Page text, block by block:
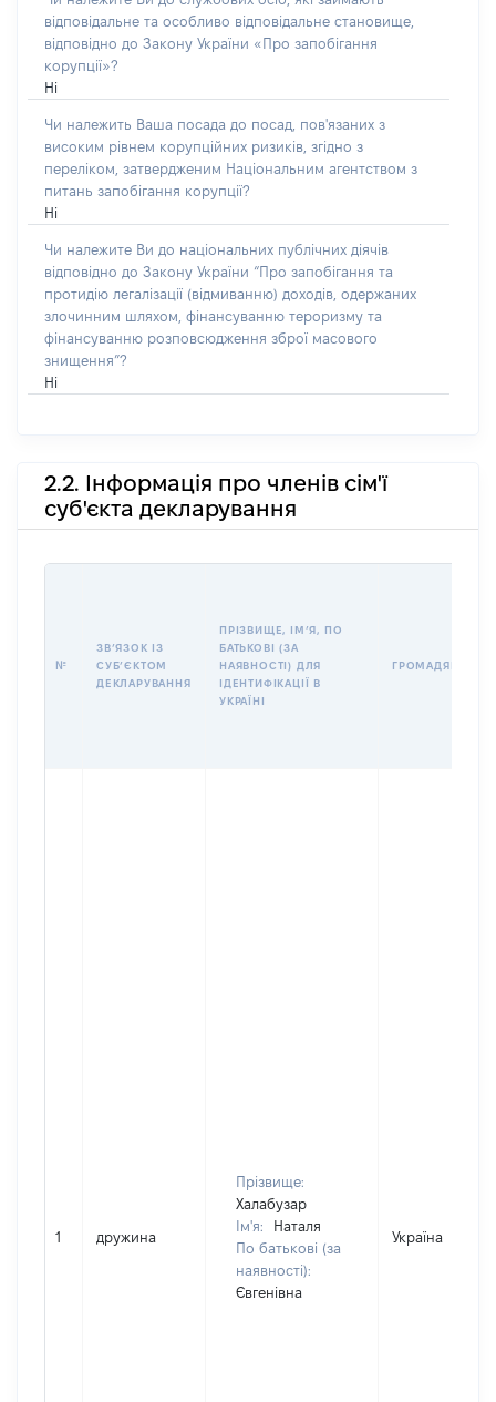
відповідальне та особливо відповідальне становище,
відповідно до Закону України «Про запобігання
корупції»?
Ні
Чи належить Ваша посада до посад, пов'язаних з
високим рівнем корупційних ризиків, згідно з
переліком, затвердженим Національним агентством з
питань запобігання корупції?
Ні
Чи належите Ви до національних публічних діячів
відповідно до Закону України “Про запобігання та
протидію легалізації (відмиванню) доходів, одержаних
злочинним шляхом, фінансуванню тероризму та
фінансуванню розповсюдження зброї масового
знищення”?
Ні
2.2. Інформація про членів сім'ї
суб'єкта декларування
№
ЗВʼЯЗОК ІЗ
СУБʼЄКТОМ
ДЕКЛАРУВАННЯ
ПРІЗВИЩЕ, ІМʼЯ, ПО
БАТЬКОВІ (ЗА
НАЯВНОСТІ) ДЛЯ
ІДЕНТИФІКАЦІЇ В
УКРАЇНІ
ГРОМАДЯНСТВО
1 дружина
Прізвище:
Халабузар
Ім'я:
Наталя
По батькові (за
наявності):
Євгенівна
Україна